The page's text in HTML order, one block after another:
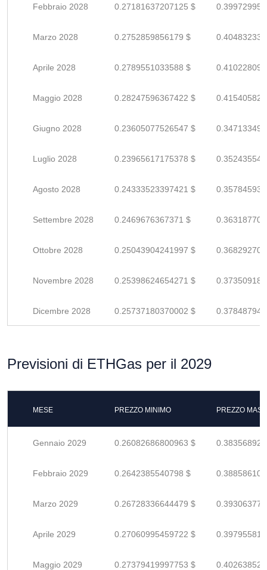
Febbraio 2028 0.27181637207125 $
Marzo 2028 0.2752859856179 $
Aprile 2028 0.2789551033588 $
Maggio 2028 0.28247596367422 $
Giugno 2028 0.23605077526547 $
Luglio 2028 0.23965617175378 $
Agosto 2028 0.24333523397421 $
Settembre 2028 0.2469676367371 $
Ottobre 2028 0.25043904241997 $
Novembre 2028 0.25398624654271 $
Dicembre 2028 0.25737180370002 $
Previsioni di ETHGas per il 2029
MESE PREZZO MINIMO PREZZO
Gennaio 2029 0.26082686800963 $
Febbraio 2029 0.2642385540798 $
Marzo 2029 0.26728336644479 $
Aprile 2029 0.27060995459722 $
Maggio 2029 0.27379419997753 $